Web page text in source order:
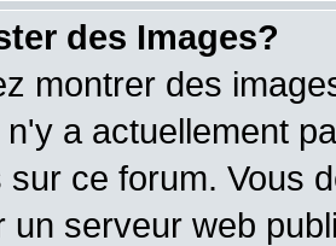
des Images?
montrer des
n'y a actuellement
sur ce forum. Vous
un serveur web